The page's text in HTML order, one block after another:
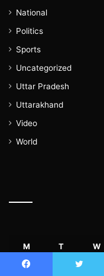
National
Politics
Sports
Uncategorized
Uttar Pradesh
Uttarakhand
Video
World
M T W